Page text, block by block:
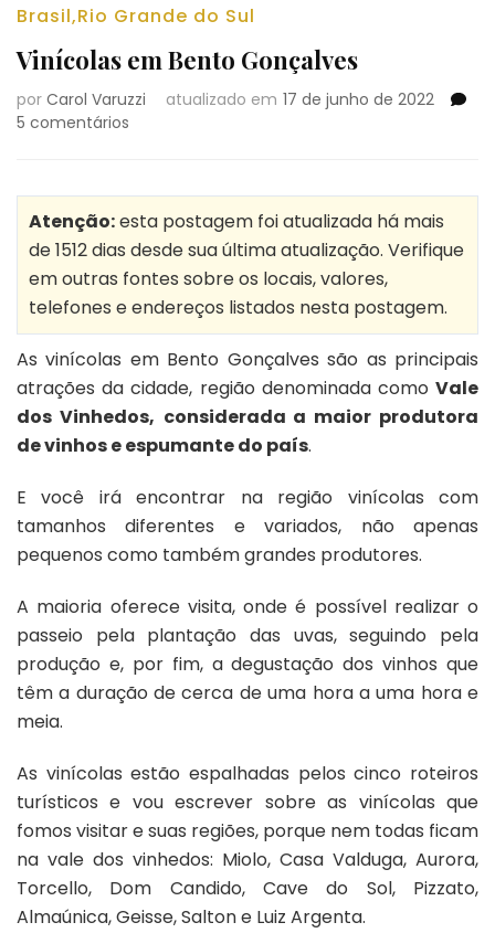
Brasil,Rio Grande do Sul
Vinícolas em Bento Gonçalves
por Carol Varuzzi atualizado em 17 de junho de 2022
5 comentários
Bento
Gonçalves
Atenção:esta postagem foi atualizada há mais
de 1512 dias desde sua última atualização. Verifique
em outras fontes sobre os locais, valores,
telefones e endereços listados nesta postagem.
As vinícolas em Bento Gonçalves são as principais
atrações da cidade, região denominada como Vale
dos Vinhedos, considerada a maior produtora
de vinhos e espumante do país.
E você irá encontrar na região vinícolas com
tamanhos diferentes e variados, não apenas
pequenos como também grandes produtores.
A maioria oferece visita, onde é possível realizar o
passeio pela plantação das uvas, seguindo pela
produção e, por fim, a degustação dos vinhos que
têm a duração de cerca de uma hora a uma hora e
meia.
As vinícolas estão espalhadas pelos cinco roteiros
turísticos e vou escrever sobre as vinícolas que
fomos visitar e suas regiões, porque nem todas ficam
na vale dos vinhedos: Miolo, Casa Valduga, Aurora,
Torcello, Dom Candido, Cave do Sol, Pizzato,
Almaúnica, Geisse, Salton e Luiz Argenta.